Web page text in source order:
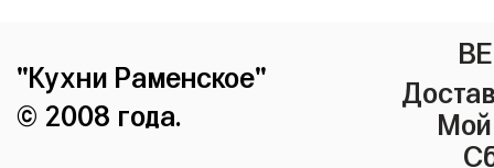
"Кухни Раменское"
© 2008 года.